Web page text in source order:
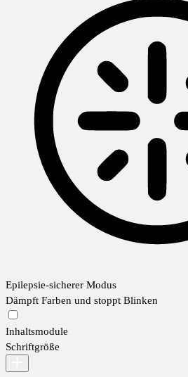
Epilepsie-sicherer Modus
Dämpft Farben und stoppt Blinken
Inhaltsmodule
Schriftgröße